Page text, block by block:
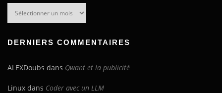
DERNIERS COMMENTAIRES
ALEXDoubs dans Qwant et la publicité
Linux dans Coder avec un LLM